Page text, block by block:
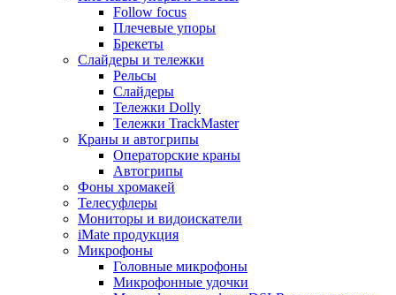
Follow focus
Плечевые упоры
Брекеты
Слайдеры и тележки
Рельсы
Слайдеры
Тележки Dolly
Тележки TrackMaster
Краны и автогрипы
Операторские краны
Автогрипы
Фоны хромакей
Телесуфлеры
Мониторы и видоискатели
iMate продукция
Микрофоны
Головные микрофоны
Микрофонные удочки